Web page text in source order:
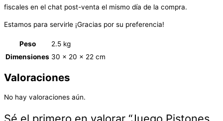
fiscales en el chat post-venta el mismo día de la compra.
Estamos para servirle ¡Gracias por su preferencia!
Peso
2.5 kg
Dimensiones 30 × 20 × 22 cm
Valoraciones
No hay valoraciones aún.